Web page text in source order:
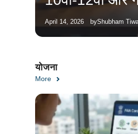
April 14, 2026 byShubham
योजना
More